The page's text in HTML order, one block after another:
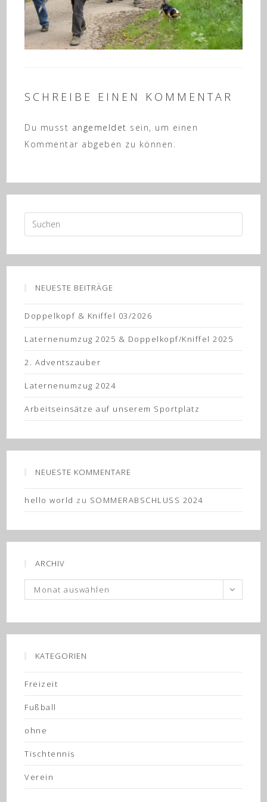
SCHREIBE EINEN KOMMENTAR
Du musst angemeldet sein, um einen
Kommentar abgeben zu können.
NEUESTE BEITRÄGE
Doppelkopf & Kniffel 03/2026
Laternenumzug 2025 & Doppelkopf/Kniffel 2025
2. Adventszauber
Laternenumzug 2024
Arbeitseinsätze auf unserem Sportplatz
NEUESTE KOMMENTARE
hello world zu SOMMERABSCHLUSS 2024
ARCHIV
Archiv
Monat auswählen
KATEGORIEN
Freizeit
Fußball
ohne
Tischtennis
Verein